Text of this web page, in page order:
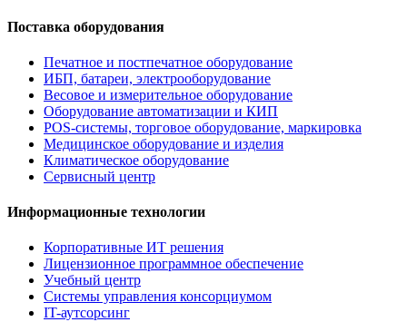
Поставка оборудования
Печатное и постпечатное оборудование
ИБП, батареи, электрооборудование
Весовое и измерительное оборудование
Оборудование автоматизации и КИП
POS-системы, торговое оборудование, маркировка
Медицинское оборудование и изделия
Климатическое оборудование
Сервисный центр
Информационные технологии
Корпоративные ИТ решения
Лицензионное программное обеспечение
Учебный центр
Системы управления консорциумом
IT-аутсорсинг